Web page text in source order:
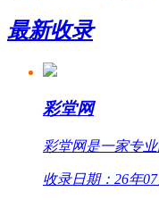
最新收录
彩堂网
彩堂网是一家专
收录日期：26年